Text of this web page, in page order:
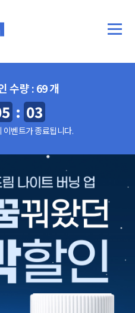
수량 :69개
: 01
이벤트가 종료됩니다.